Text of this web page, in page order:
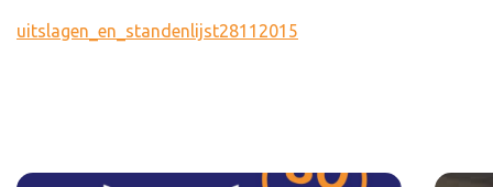
uitslagen_en_standenlijst28112015